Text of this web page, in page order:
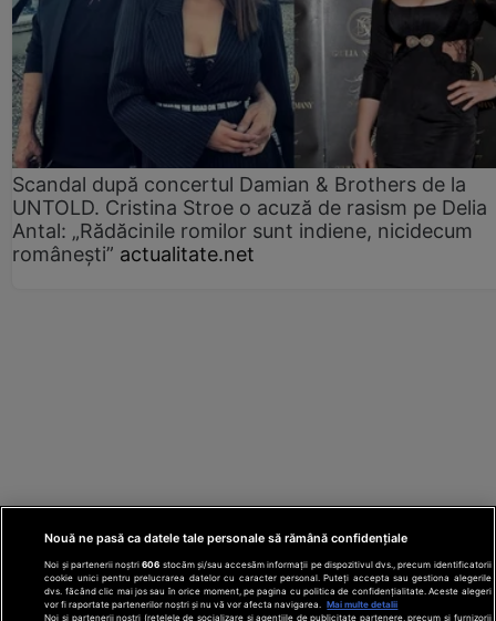
Scandal după concertul Damian & Brothers de la
UNTOLD. Cristina Stroe o acuză de rasism pe Delia
Antal: „Rădăcinile romilor sunt indiene, nicidecum
românești” actualitate.net
Nouă ne pasă ca datele tale personale să rămână confidențiale
Noi și partenerii noștri606 stocăm și/sau accesăm informații pe dispozitivul dvs., precum identificatorii
cookie unici pentru prelucrarea datelor cu caracter personal. Puteți accepta sau gestiona alegerile
dvs. făcând clic mai jos sau în orice moment, pe pagina cu politica de confidențialitate. Aceste alegeri
vor fi raportate partenerilor noștri și nu vă vor afecta navigarea.
Mai multe detalii
Noi si partenerii nostri (retelele de socializare si agentiile de publicitate partenere, precum si furnizorii